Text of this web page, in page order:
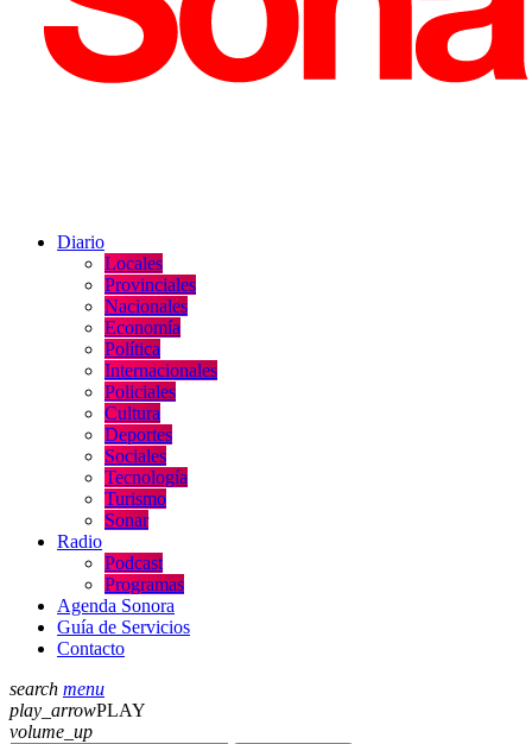
Diario
Locales
Provinciales
Nacionales
Economía
Política
Internacionales
Policiales
Cultura
Deportes
Sociales
Tecnología
Turismo
Sonar
Radio
Podcast
Programas
Agenda Sonora
Guía de Servicios
Contacto
search menu
play_arrowPLAY
volume_up